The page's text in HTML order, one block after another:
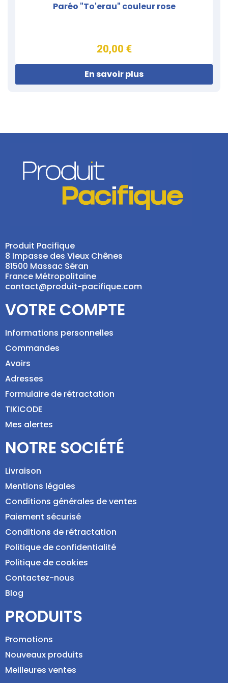
Paréo "To'erau" couleur rose
20,00 €
En savoir plus
Produit Pacifique
8 Impasse des Vieux Chênes
81500 Massac Séran
France Métropolitaine
contact@produit-pacifique.com
VOTRE COMPTE
Informations personnelles
Commandes
Avoirs
Adresses
Formulaire de rétractation
TIKICODE
Mes alertes
NOTRE SOCIÉTÉ
Livraison
Mentions légales
Conditions générales de ventes
Paiement sécurisé
Conditions de rétractation
Politique de confidentialité
Politique de cookies
Contactez-nous
Blog
PRODUITS
Promotions
Nouveaux produits
Meilleures ventes